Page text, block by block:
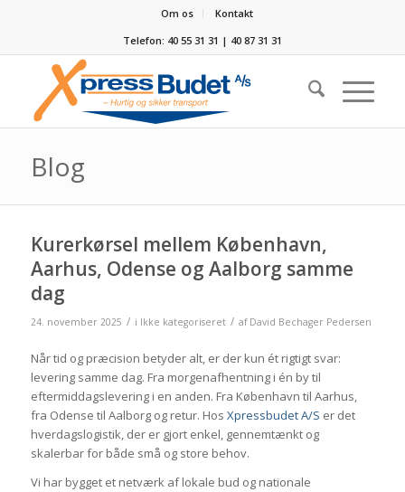
Om os
Kontakt
Telefon: 40 55 31 31 | 40 87 31 31
Blog
Kurerkørsel mellem København,
Aarhus, Odense og Aalborg samme
dag
24. november 2025 / i Ikke kategoriseret / af David Bechager Pedersen
Når tid og præcision betyder alt, er der kun ét rigtigt svar:
levering samme dag. Fra morgenafhentning i én by til
eftermiddagslevering i en anden. Fra København til Aarhus,
fra Odense til Aalborg og retur. Hos Xpressbudet A/S er det
hverdagslogistik, der er gjort enkel, gennemtænkt og
skalerbar for både små og store behov.
Vi har bygget et netværk af lokale bud og nationale